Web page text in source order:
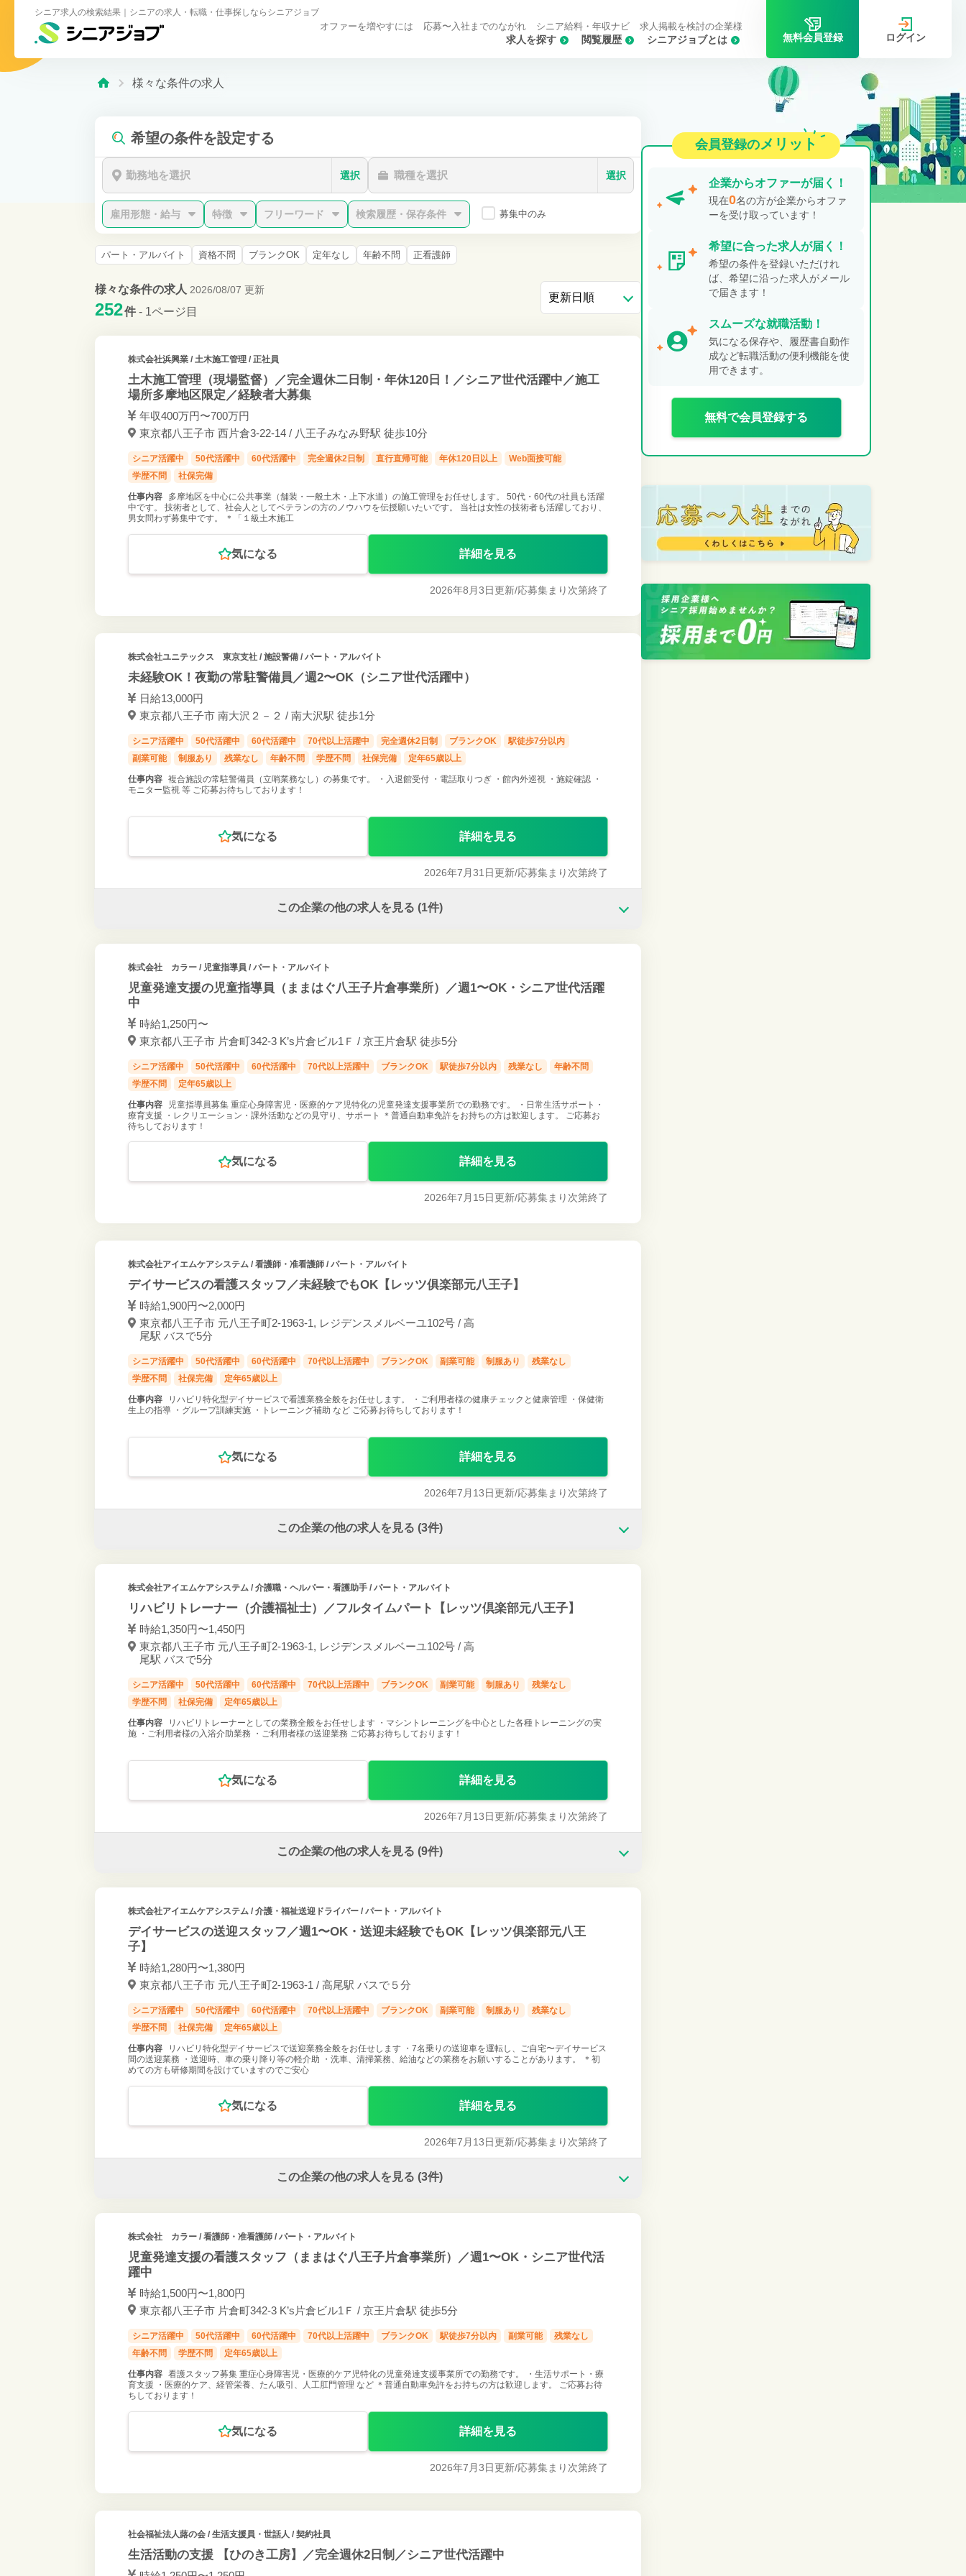
シニア求人の検索結果｜シニアの求人・転職・仕事探しならシニアジョブ
求人を探す シニアジョブとは
閲覧履歴
オファーを増やすには 応募〜入社までのながれ シニア給料・年収ナビ 求人掲載を検討の企業様
無料会員登録 ログイン
様々な条件の求人
希望の条件を設定する
勤務地を選択 選択 職種を選択 選択
雇用形態・給与 特徴 フリーワード 検索履歴・保存条件 募集中のみ
パート・アルバイト 資格不問 ブランクOK 定年なし 年齢不問 正看護師
様々な条件の求人 2026/08/07 更新
252件 - 1ページ目
株式会社浜興業/ 土木施工管理 / 正社員
土木施工管理（現場監督）／完全週休二日制・年休120日！／シニア世代活躍中／施工
場所多摩地区限定／経験者大募集
年収400万円〜700万円
東京都八王子市 西片倉3-22-14 / 八王子みなみ野駅 徒歩10分
シニア活躍中 50代活躍中 60代活躍中 完全週休2日制 直行直帰可能 年休120日以上
Web面接可能
学歴不問
社保完備
仕事内容
多摩地区を中心に公共事業（舗装・一般土木・上下水道）の施工管理をお任せします。 50代・60代の社員も活躍
中です。 技術者として、社会人としてベテランの方のノウハウを伝授願いたいです。 当社は女性の技術者も活躍しており、
男女問わず募集中です。 ＊「１級土木施工
気になる 詳細を見る
2026年8月3日更新/応募集まり次第終了
株式会社ユニテックス 東京支社/ 施設警備 / パート・アルバイト
未経験OK！夜勤の常駐警備員／週2〜OK（シニア世代活躍中）
日給13,000円
東京都八王子市 南大沢２－２ / 南大沢駅 徒歩1分
シニア活躍中 50代活躍中 60代活躍中 70代以上活躍中 完全週休2日制 ブランクOK
駅徒歩7分以内
副業可能
制服あり 残業なし 年齢不問 学歴不問 社保完備 定年65歳以上
仕事内容
複合施設の常駐警備員（立哨業務なし）の募集です。 ・入退館受付 ・電話取りつぎ ・館内外巡視 ・施錠確認 ・
モニター監視 等 ご応募お待ちしております！
気になる 詳細を見る
2026年7月31日更新/応募集まり次第終了
この企業の他の求人を見る (1件)
株式会社 カラー/ 児童指導員 / パート・アルバイト
児童発達支援の児童指導員（ままはぐ八王子片倉事業所）／週1〜OK・シニア世代活躍
中
時給1,250円〜
東京都八王子市 片倉町342-3 K’s片倉ビル1Ｆ / 京王片倉駅 徒歩5分
シニア活躍中 50代活躍中 60代活躍中 70代以上活躍中 ブランクOK 駅徒歩7分以内 残業なし
年齢不問
学歴不問
定年65歳以上
仕事内容
児童指導員募集 重症心身障害児・医療的ケア児特化の児童発達支援事業所での勤務です。 ・日常生活サポート・
療育支援 ・レクリエーション・課外活動などの見守り、サポート ＊普通自動車免許をお持ちの方は歓迎します。 ご応募お
待ちしております！
気になる 詳細を見る
2026年7月15日更新/応募集まり次第終了
株式会社アイエムケアシステム/ 看護師・准看護師 / パート・アルバイト
デイサービスの看護スタッフ／未経験でもOK【レッツ俱楽部元八王子】
時給1,900円〜2,000円
東京都八王子市 元八王子町2-1963-1, レジデンスメルベーユ102号 / 高
尾駅 バスで5分
シニア活躍中 50代活躍中 60代活躍中 70代以上活躍中 ブランクOK 副業可能 制服あり
残業なし
学歴不問
社保完備 定年65歳以上
仕事内容
リハビリ特化型デイサービスで看護業務全般をお任せします。 ・ご利用者様の健康チェックと健康管理 ・保健衛
生上の指導 ・グループ訓練実施 ・トレーニング補助 など ご応募お待ちしております！
気になる 詳細を見る
2026年7月13日更新/応募集まり次第終了
この企業の他の求人を見る (3件)
株式会社アイエムケアシステム/ 介護職・ヘルパー・看護助手 / パート・アルバイト
リハビリトレーナー（介護福祉士）／フルタイムパート【レッツ倶楽部元八王子】
時給1,350円〜1,450円
東京都八王子市 元八王子町2-1963-1, レジデンスメルベーユ102号 / 高
尾駅 バスで5分
シニア活躍中 50代活躍中 60代活躍中 70代以上活躍中 ブランクOK 副業可能 制服あり
残業なし
学歴不問
社保完備 定年65歳以上
仕事内容
リハビリトレーナーとしての業務全般をお任せします ・マシントレーニングを中心とした各種トレーニングの実
施 ・ご利用者様の入浴介助業務 ・ご利用者様の送迎業務 ご応募お待ちしております！
気になる 詳細を見る
2026年7月13日更新/応募集まり次第終了
この企業の他の求人を見る (9件)
株式会社アイエムケアシステム/ 介護・福祉送迎ドライバー / パート・アルバイト
デイサービスの送迎スタッフ／週1〜OK・送迎未経験でもOK【レッツ俱楽部元八王
子】
時給1,280円〜1,380円
東京都八王子市 元八王子町2-1963-1 / 高尾駅 バスで５分
シニア活躍中 50代活躍中 60代活躍中 70代以上活躍中 ブランクOK 副業可能 制服あり
残業なし
学歴不問
社保完備 定年65歳以上
仕事内容
リハビリ特化型デイサービスで送迎業務全般をお任せします ・7名乗りの送迎車を運転し、ご自宅〜デイサービス
間の送迎業務 ・送迎時、車の乗り降り等の軽介助 ・洗車、清掃業務、給油などの業務をお願いすることがあります。 ＊初
めての方も研修期間を設けていますのでご安心
気になる 詳細を見る
2026年7月13日更新/応募集まり次第終了
この企業の他の求人を見る (3件)
株式会社 カラー/ 看護師・准看護師 / パート・アルバイト
児童発達支援の看護スタッフ（ままはぐ八王子片倉事業所）／週1〜OK・シニア世代活
躍中
時給1,500円〜1,800円
東京都八王子市 片倉町342-3 K’s片倉ビル1Ｆ / 京王片倉駅 徒歩5分
シニア活躍中 50代活躍中 60代活躍中 70代以上活躍中 ブランクOK 駅徒歩7分以内 副業可能
残業なし
年齢不問
学歴不問 定年65歳以上
仕事内容
看護スタッフ募集 重症心身障害児・医療的ケア児特化の児童発達支援事業所での勤務です。 ・生活サポート・療
育支援 ・医療的ケア、経管栄養、たん吸引、人工肛門管理 など ＊普通自動車免許をお持ちの方は歓迎します。 ご応募お待
ちしております！
気になる 詳細を見る
2026年7月3日更新/応募集まり次第終了
社会福祉法人蕗の会/ 生活支援員・世話人 / 契約社員
生活活動の支援 【ひのき工房】／完全週休2日制／シニア世代活躍中
会員登録のメリット
企業からオファーが届く！
現在0名の方が企業からオファ
ーを受け取っています！
希望に合った求人が届く！
希望の条件を登録いただけれ
ば、希望に沿った求人がメール
で届きます！
スムーズな就職活動！
気になる保存や、履歴書自動作
成など転職活動の便利機能を使
用できます。
無料で会員登録する